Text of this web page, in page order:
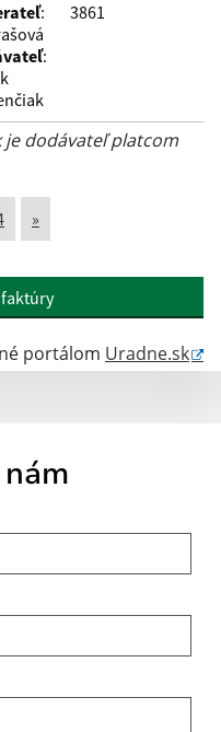
:
:
3861
je dodávateľ platcom
»
portálom Uradne.sk